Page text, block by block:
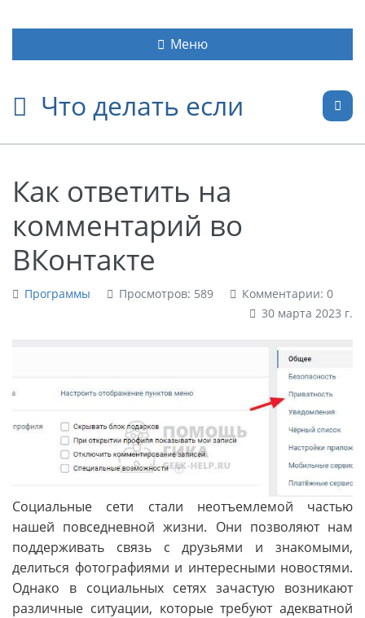
Что делать если
Меню
Как ответить на
комментарий во
ВКонтакте
Программы Просмотров: 589
Комментарии: 0
30 марта 2023 г.
Социальные сети стали неотъемлемой частью
нашей повседневной жизни. Они позволяют нам
поддерживать связь с друзьями и знакомыми,
делиться фотографиями и интересными новостями.
Однако в социальных сетях зачастую возникают
различные ситуации, которые требуют адекватной